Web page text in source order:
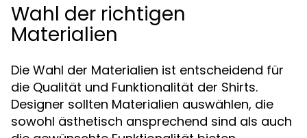
Wahl der richtigen
Materialien
Die Wahl der Materialien ist entscheidend für
die Qualität und Funktionalität der Shirts.
Designer sollten Materialien auswählen, die
sowohl ästhetisch ansprechend sind als auch